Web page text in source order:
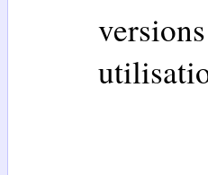
versions